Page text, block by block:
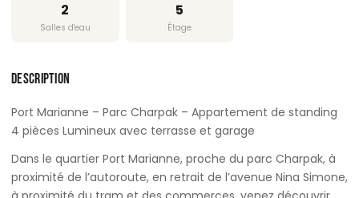
2
Salles d'eau
5
Étage
DESCRIPTION
Port Marianne – Parc Charpak – Appartement de standing
4 pièces Lumineux avec terrasse et garage
Dans le quartier Port Marianne, proche du parc Charpak, à
proximité de l’autoroute, en retrait de l’avenue Nina Simone,